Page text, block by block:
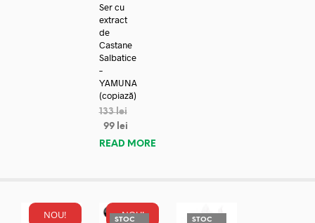
Ser cu
extract
de
Castane
Salbatice
–
YAMUNA
(copiază)
133lei
99 lei
READ MORE
NOU! NOU!
STOC
STOC